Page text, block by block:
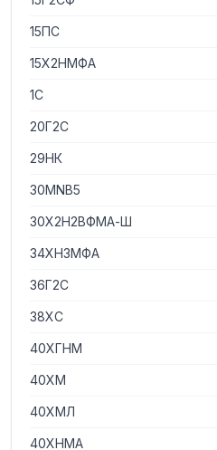
15ПС
15Х2НМФА
1С
20Г2С
29НК
30MNB5
30Х2Н2ВФМА-Ш
34ХН3МФА
36Г2С
38ХС
40ХГНМ
40ХМ
40ХМЛ
40ХНМА